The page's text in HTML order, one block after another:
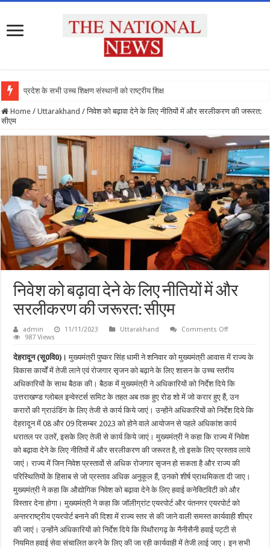
प्रदेश के सभी उच्च शिक्षण संस्थानों को राष्ट्रीय शिक्षा नीति
Home / Uttarakhand / निवेश को बढ़ावा देने के लिए नीतियों में और सरलीकरण की जरूरत:
सीएम
निवेश को बढ़ावा देने के लिए नीतियों में और
सरलीकरण की जरूरत: सीएम
admin 11/11/2023 Uttarakhand Comments Offon
बढ़ावा
देने
के
लिए
नीतियों
और
सरलीकरण
की
जरूरत:
सीएम
987 Views
देहरादून (सू0वि0)।मुख्यमंत्री पुष्कर सिंह धामी ने शनिवार को मुख्यमंत्री आवास में राज्य के
विकास कार्यों में तेजी लाने एवं रोजगार सृजन को बढ़ाने के लिए शासन के उच्च स्तरीय
अधिकारियों के साथ बैठक की। बैठक में मुख्यमंत्री ने अधिकारियों को निर्देश दिये कि
उत्तराखण्ड ग्लोबल इन्वेस्टर्स समिट के तहत अब तक हुए रोड शो में जो करार हुए हैं, उन
करारों की ग्राउंडिंग के लिए तेजी से कार्य किये जाएं। उन्होंने अधिकारियों को निर्देश दिये कि
देहरादून में 08 और 09 दिसम्बर 2023 को होने वाले आयोजन से पहले अधिकांश कार्य
धरातल पर उतरें, इसके लिए तेजी से कार्य किये जाएं। मुख्यमंत्री ने कहा कि राज्य में निवेश
को बढ़ावा देने के लिए नीतियों में और सरलीकरण की जरूरत है, तो इसके लिए प्रस्ताव लाये
जाएं। राज्य में जिन निवेश प्रस्तावों से अधिक रोजगार सृजन हो सकता है और राज्य की
परिस्थितियों के हिसाब से जो प्रस्ताव अधिक अनुकूल हैं, उनको शीर्ष प्राथमिकता दी जाए।
मुख्यमंत्री ने कहा कि औद्योगिक निवेश को बढ़ावा देने के लिए हवाई कनेक्टिविटी को और
विस्तार देना होगा। मुख्यमंत्री ने कहा कि जॉलीग्रांट एयरपोर्ट और पंतनगर एयरपोर्ट को
अन्तरराष्ट्रीय एयरपोर्ट बनाने की दिशा में राज्य स्तर से की जाने वाली समस्त कार्यवाही शीघ्र
की जाएं। उन्होंने अधिकारियों को निर्देश दिये कि पिथौरागढ़ के नैनीसैनी हवाई पट्टी से
नियमित हवाई सेवा संचालित करने के लिए की जा रही कार्यवाही में तेजी लाई जाए। इन सभी